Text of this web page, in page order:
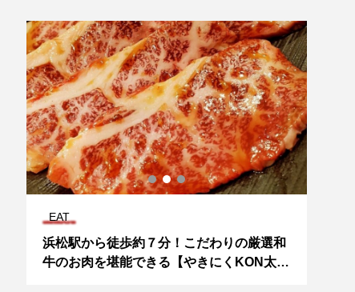
EAT
浜松駅から徒歩約７分！こだわりの厳選和
牛のお肉を堪能できる【やきにくKON太